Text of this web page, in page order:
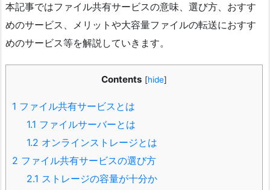
本記事ではファイル共有サービスの意味、選び方、おすす
めのサービス、メリットや大容量ファイルの転送におすす
めのサービス等を解説していきます。
Contents [hide]
1 ファイル共有サービスとは
1.1 ファイルサーバーとは
1.2 オンラインストレージとは
2 ファイル共有サービスの選び方
2.1 ストレージの容量が十分か